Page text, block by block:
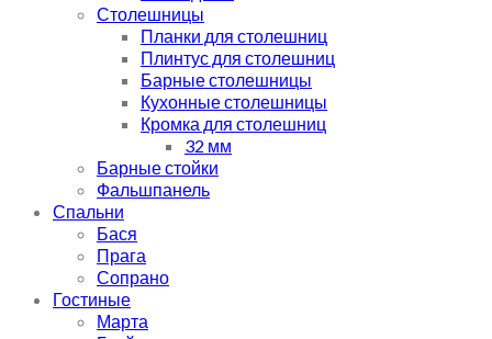
Столешницы
Планки для столешниц
Плинтус для столешниц
Барные столешницы
Кухонные столешницы
Кромка для столешниц
32 мм
Барные стойки
Фальшпанель
Спальни
Бася
Прага
Сопрано
Гостиные
Марта